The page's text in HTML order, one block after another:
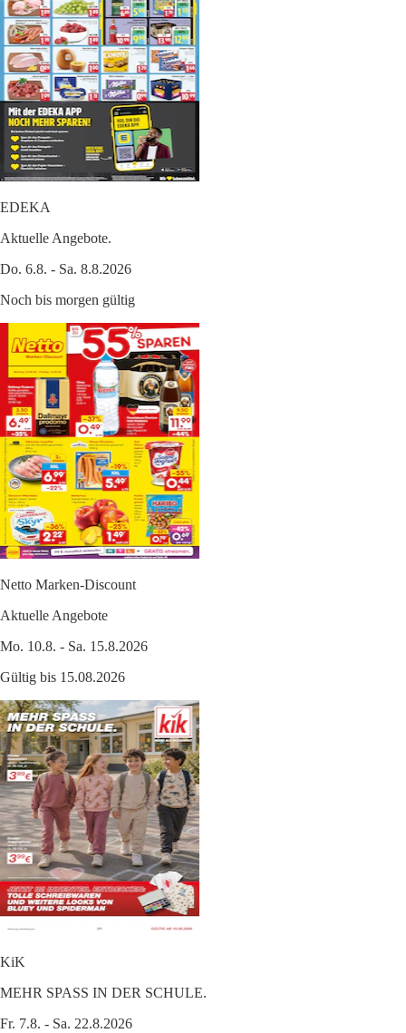
EDEKA
Aktuelle Angebote.
Do. 6.8. - Sa. 8.8.2026
Noch bis morgen gültig
Netto Marken-Discount
Aktuelle Angebote
Mo. 10.8. - Sa. 15.8.2026
Gültig bis 15.08.2026
KiK
MEHR SPASS IN DER SCHULE.
Fr. 7.8. - Sa. 22.8.2026